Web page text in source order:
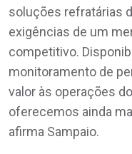
soluções refratárias
exigências de um
competitivo.
monitoramento de
valor às operações
oferecemos ainda
afirma Sampaio.